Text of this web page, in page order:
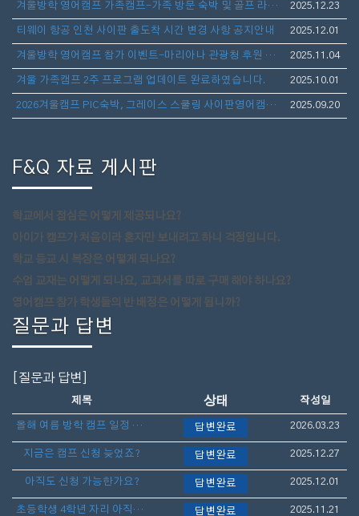
겨울방학 영어캠프 가족캠프-가족 방문 숙박 및 골프 라운딩 안내 2025.12.23
티웨이 항공 인천 사이판 출도착 시간 변경 사항 공지안내 2025.12.01
겨울방학 영어캠프 참가 이벤트-마리아나 관광청 후원 보스턴 가방 선물 증정 2025.11.04
겨울 가족캠프 2주 프로그램 업데이트 완료하였습니다. 2025.10.01
2026겨울캠프 PIC숙박, 그레이스 스쿨링 사이판영어캠프(아이만참가,부모동반)- 1월10일 출발 3주일정 모집 2025.09.20
F&Q 자료 게시판
학교에서 점심은 어떻게 제공되나요?
아이가 캠프가 처음이라 혼자만 보내려고 하니 걱정입니다.
학교 등교 시 복장은 어떻게 되나요?
수업 교재는 어떻게 되나요, 교과서를 따로 구매 해야 하나요?
영어캠프 참가 학생들의 반 배정은 어떻게 됩니까?
질문과 답변
[질문과 답변]
제목 상태 작성일
올해 여름 방학 캠프 일정 언제 나오나요? 답변완료 2026.03.23
지금은 캠프 신청 늦었죠? 답변완료 2025.12.27
아직도 신청 가능한가요? 답변완료 2025.12.01
초등학생 4학년 자리 아직도 가능할까요? 답변완료 2025.11.21